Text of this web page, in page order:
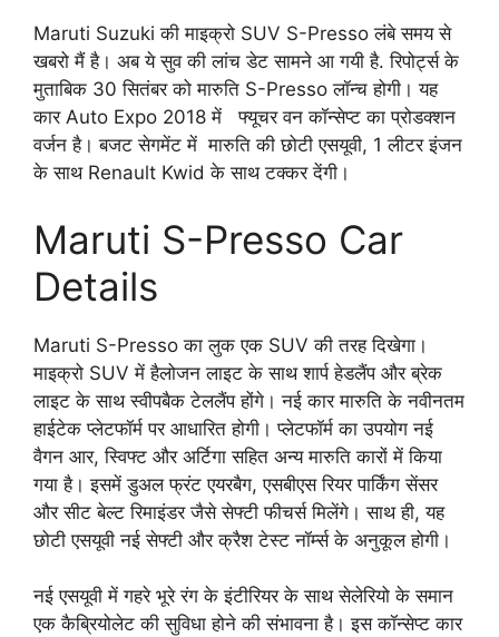
Maruti Suzuki की माइक्रो SUV S-Presso लंबे समय से
खबरो मैं है। अब ये सुव की लांच डेट सामने आ गयी है. रिपोर्ट्स के
मुताबिक 30 सितंबर को मारुति S-Presso लॉन्च होगी। यह
कार Auto Expo 2018 में फ्यूचर वन कॉन्सेप्ट का प्रोडक्शन
वर्जन है। बजट सेगमेंट में मारुति की छोटी एसयूवी, 1 लीटर इंजन
के साथ Renault Kwid के साथ टक्कर देंगी।
Maruti S-Presso Car
Details
Maruti S-Presso का लुक एक SUV की तरह दिखेगा।
माइक्रो SUV में हैलोजन लाइट के साथ शार्प हेडलैंप और ब्रेक
लाइट के साथ स्वीपबैक टेललैंप होंगे। नई कार मारुति के नवीनतम
हाईटेक प्लेटफॉर्म पर आधारित होगी। प्लेटफॉर्म का उपयोग नई
वैगन आर, स्विफ्ट और अर्टिगा सहित अन्य मारुति कारों में किया
गया है। इसमें डुअल फ्रंट एयरबैग, एसबीएस रियर पार्किंग सेंसर
और सीट बेल्ट रिमाइंडर जैसे सेफ्टी फीचर्स मिलेंगे। साथ ही, यह
छोटी एसयूवी नई सेफ्टी और क्रैश टेस्ट नॉर्म्स के अनुकूल होगी।
नई एसयूवी में गहरे भूरे रंग के इंटीरियर के साथ सेलेरियो के समान
एक कैब्रियोलेट की सुविधा होने की संभावना है। इस कॉन्सेप्ट कार